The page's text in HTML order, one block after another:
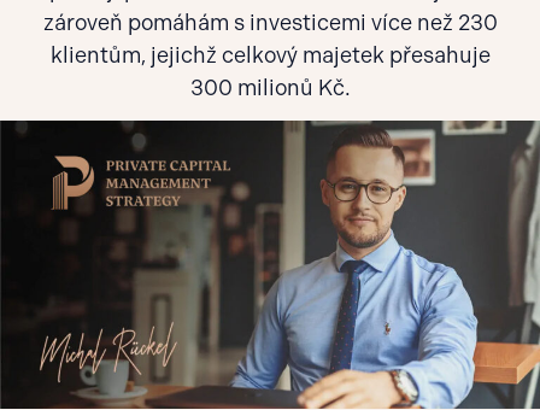
zároveň pomáhám s investicemi více než 230
klientům, jejichž celkový majetek přesahuje
300 milionů Kč.